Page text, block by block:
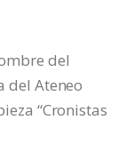
del
del Ateneo
“Cronistas